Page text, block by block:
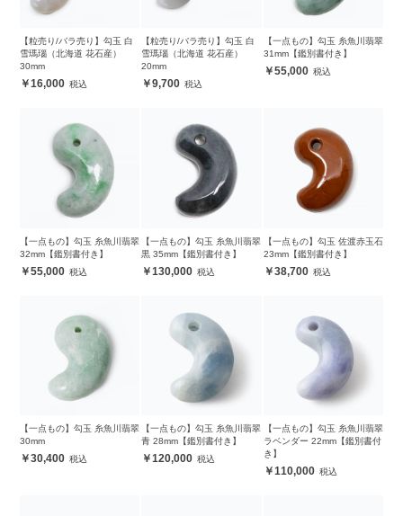
【粒売り/バラ売り】勾玉 白
雪瑪瑙（北海道 花石産）
30mm
16,000
【粒売り/バラ売り】勾玉 白
雪瑪瑙（北海道 花石産）
20mm
9,700
【一点もの】勾玉 糸魚川翡翠
31mm【鑑別書付き】
55,000
【一点もの】勾玉 糸魚川翡翠
32mm【鑑別書付き】
55,000
【一点もの】勾玉 糸魚川翡翠
黒 35mm【鑑別書付き】
130,000
【一点もの】勾玉 佐渡赤玉石
23mm【鑑別書付き】
38,700
【一点もの】勾玉 糸魚川翡翠
30mm
30,400
【一点もの】勾玉 糸魚川翡翠
青 28mm【鑑別書付き】
120,000
【一点もの】勾玉 糸魚川翡翠
ラベンダー 22mm【鑑別書付
き】
110,000